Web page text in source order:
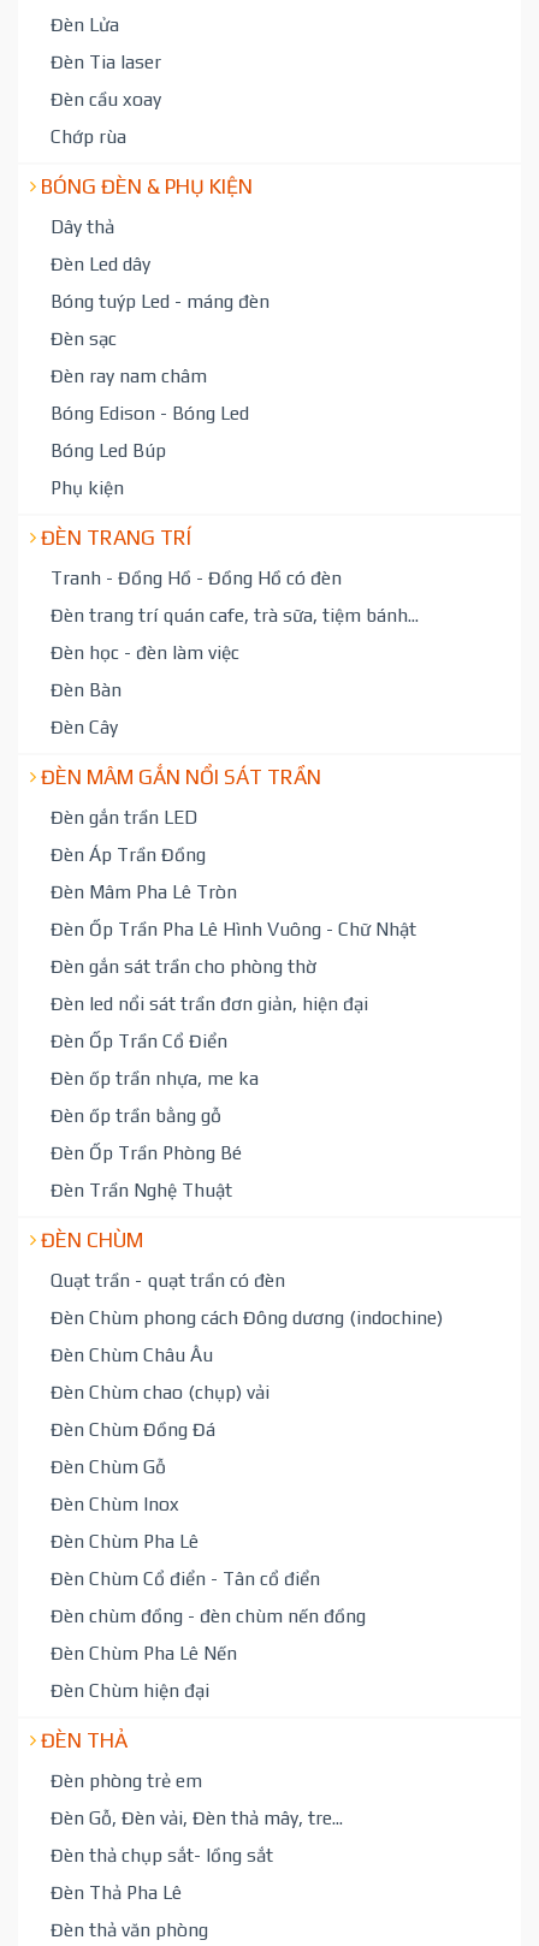
Đèn Lửa
Đèn Tia laser
Đèn cầu xoay
Chớp rùa
BÓNG ĐÈN & PHỤ KIỆN
Dây thả
Đèn Led dây
Bóng tuýp Led - máng đèn
Đèn sạc
Đèn ray nam châm
Bóng Edison - Bóng Led
Bóng Led Búp
Phụ kiện
ĐÈN TRANG TRÍ
Tranh - Đồng Hồ - Đồng Hồ có đèn
Đèn trang trí quán cafe, trà sữa, tiệm bánh...
Đèn học - đèn làm việc
Đèn Bàn
Đèn Cây
ĐÈN MÂM GẮN NỔI SÁT TRẦN
Đèn gắn trần LED
Đèn Áp Trần Đồng
Đèn Mâm Pha Lê Tròn
Đèn Ốp Trần Pha Lê Hình Vuông - Chữ Nhật
Đèn gắn sát trần cho phòng thờ
Đèn led nổi sát trần đơn giản, hiện đại
Đèn Ốp Trần Cổ Điển
Đèn ốp trần nhựa, me ka
Đèn ốp trần bằng gỗ
Đèn Ốp Trần Phòng Bé
Đèn Trần Nghệ Thuật
ĐÈN CHÙM
Quạt trần - quạt trần có đèn
Đèn Chùm phong cách Đông dương (indochine)
Đèn Chùm Châu Âu
Đèn Chùm chao (chụp) vải
Đèn Chùm Đồng Đá
Đèn Chùm Gỗ
Đèn Chùm Inox
Đèn Chùm Pha Lê
Đèn Chùm Cổ điển - Tân cổ điển
Đèn chùm đồng - đèn chùm nến đồng
Đèn Chùm Pha Lê Nến
Đèn Chùm hiện đại
ĐÈN THẢ
Đèn phòng trẻ em
Đèn Gỗ, Đèn vải, Đèn thả mây, tre...
Đèn thả chụp sắt- lồng sắt
Đèn Thả Pha Lê
Đèn thả văn phòng